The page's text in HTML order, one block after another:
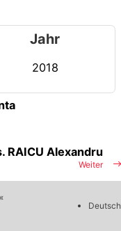
Jahr
2018
Weiter
RAICU Alexandru
Deutsch